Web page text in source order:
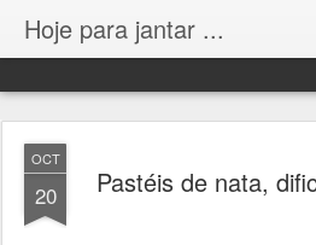
Hoje para jantar ...
OCT
20 Pastéis de nata,